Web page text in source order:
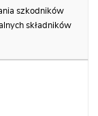
szkodników
składników